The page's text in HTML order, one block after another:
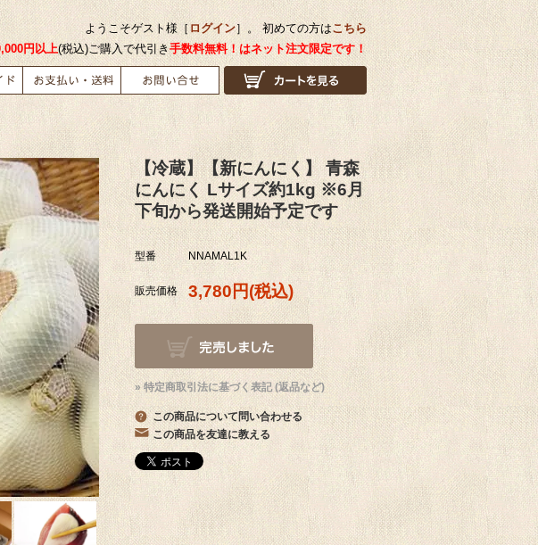
ようこそゲスト様［ログイン］。 初めての方はこちら
円以上(税込)ご購入で代引き手数料無料！はネット注文限定です！
【冷蔵】【新にんにく】 青森
にんにく Lサイズ約1kg ※6月
下旬から発送開始予定です
型番 NNAMAL1K
販売価格 3,780円(税込)
» 特定商取引法に基づく表記 (返品など)
この商品について問い合わせる
この商品を友達に教える